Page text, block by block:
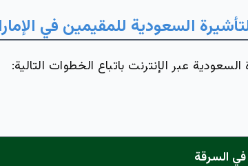
السعودية للمقيمين في
عبر الإنترنت باتباع الخطوات التالية:
السرقة